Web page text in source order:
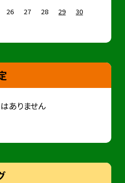
26 27 28 29 30
ありません